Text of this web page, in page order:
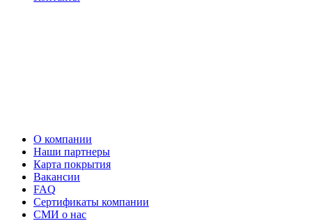
О компании
Наши партнеры
Карта покрытия
Вакансии
FAQ
Сертификаты компании
СМИ о нас